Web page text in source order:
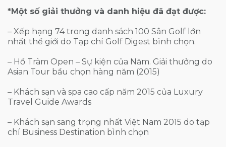
*Một số giải thưởng và danh hiệu đã đạt được:
– Xếp hạng 74 trong danh sách 100 Sân Golf lớn
nhất thế giới do Tạp chí Golf Digest bình chọn.
– Hồ Tràm Open – Sự kiện của Năm. Giải thưởng do
Asian Tour bầu chọn hàng năm (2015)
– Khách sạn và spa cao cấp năm 2015 của Luxury
Travel Guide Awards
– Khách sạn sang trọng nhất Việt Nam 2015 do tạp
chí Business Destination bình chọn